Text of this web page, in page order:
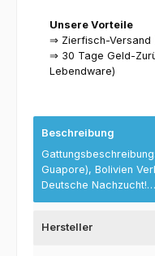
Unsere Vorteile
⇒ Zierfisch-Versand
⇒ 30 Tage Geld-
Lebendware)
Beschreibung
Guapore), Bolivien
Deutsche Nachzucht!…
Hersteller